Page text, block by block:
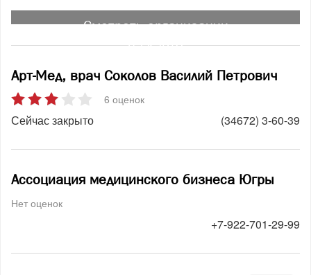
Смотреть организации
на карте
Арт-Мед, врач Соколов Василий Петрович
6 оценок
Сейчас закрыто (34672) 3-60-39
Ассоциация медицинского бизнеса Югры
Нет оценок
+7-922-701-29-99